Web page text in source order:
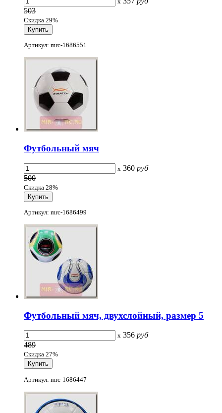
503
Скидка 29%
Артикул: mrc-1686551
Футбольный мяч
x 360 руб
500
Скидка 28%
Артикул: mrc-1686499
Футбольный мяч, двухслойный, размер 5
x 356 руб
489
Скидка 27%
Артикул: mrc-1686447